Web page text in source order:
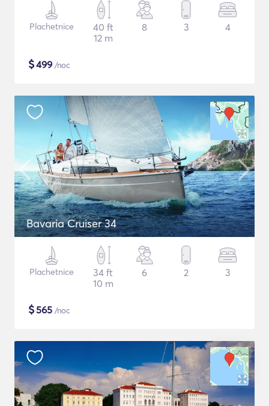
Plachetnice
40 ft
12 m
8 3 4
$499 /noc
Bavaria Cruiser 34
Plachetnice
34 ft
10 m
6 2 3
$565 /noc